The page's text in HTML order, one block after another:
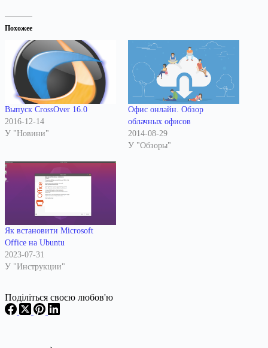
Похожее
Выпуск CrossOver 16.0
2016-12-14
У "Новини"
Офис онлайн. Обзор
облачных офисов
2014-08-29
У "Обзоры"
Як встановити Microsoft
Office на Ubuntu
2023-07-31
У "Инструкции"
Поділіться своєю любов'ю